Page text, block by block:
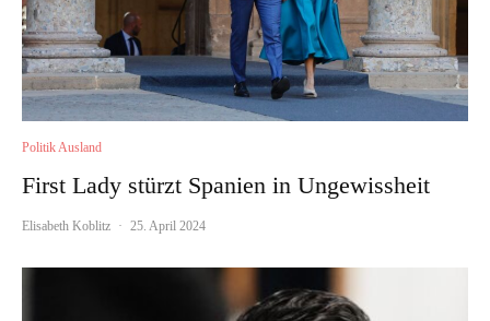
Politik Ausland
First Lady stürzt Spanien in Ungewissheit
Elisabeth Koblitz · 25. April 2024